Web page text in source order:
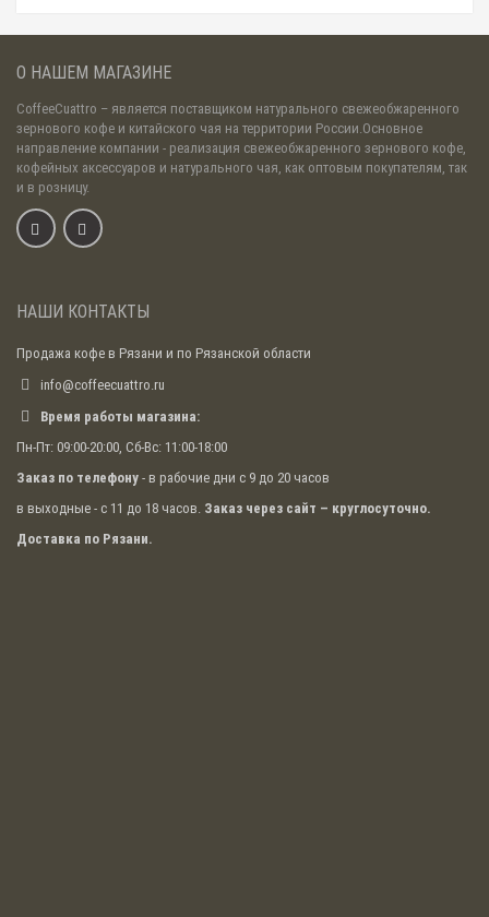
О НАШЕМ МАГАЗИНЕ
CoffeeCuattro – является поставщиком натурального свежеобжаренного
зернового кофе и китайского чая на территории России.Основное
направление компании - реализация свежеобжаренного зернового кофе,
кофейных аксессуаров и натурального чая, как оптовым покупателям, так
и в розницу.
НАШИ КОНТАКТЫ
Продажа кофе в Рязани и по Рязанской области
info@coffeecuattro.ru
Время работы магазина:
Пн-Пт: 09:00-20:00, Сб-Вс: 11:00-18:00
Заказ по телефону - в рабочие дни с 9 до 20 часов
в выходные - с 11 до 18 часов. Заказ через сайт – круглосуточно.
Доставка по Рязани.